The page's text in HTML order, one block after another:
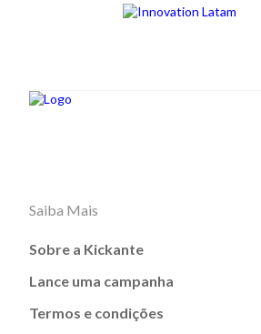
Saiba Mais
Sobre a Kickante
Lance uma campanha
Termos e condições